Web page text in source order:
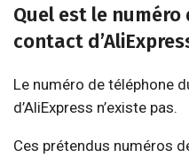
Quel est le
contact
Le numéro de téléphone
d’AliExpress n’existe pas.
Ces prétendus numéros